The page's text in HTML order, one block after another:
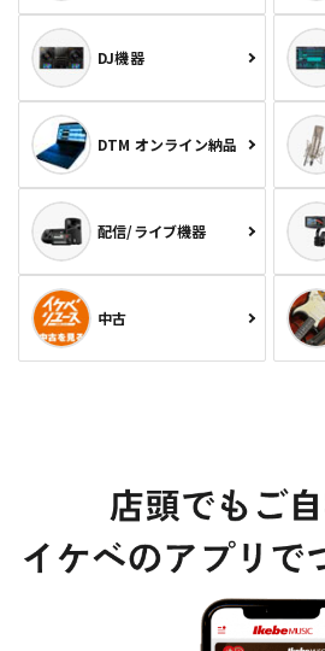
DJ機器
DTM オンライン納品
配信/ライブ機器
中古